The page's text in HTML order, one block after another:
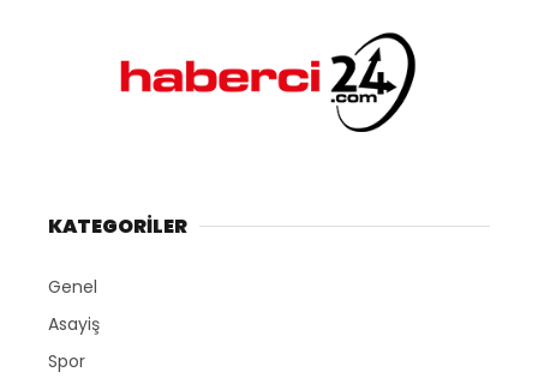
KATEGORİLER
Genel
Asayiş
Spor